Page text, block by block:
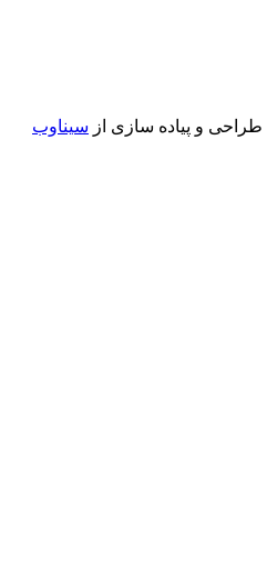
طراحی و پیاده سازی از سیناوب